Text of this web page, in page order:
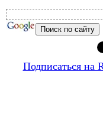
Подписаться на